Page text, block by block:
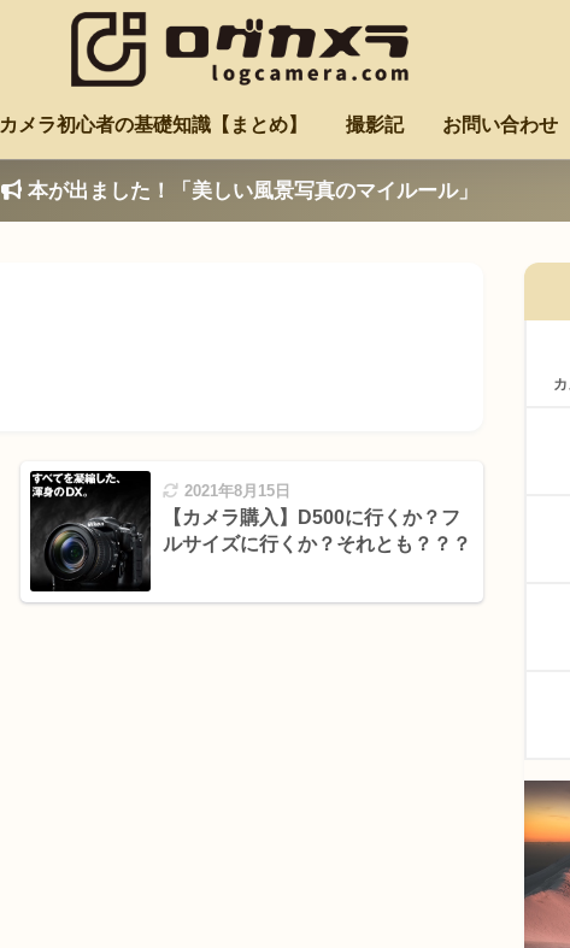
カメラ初心者の基礎知識【まとめ】 撮影記 お問い合わせ
本が出ました！「美しい風景写真のマイルール」
2021年8月15日
【カメラ購入】D500に行くか？フ
ルサイズに行くか？それとも？？？